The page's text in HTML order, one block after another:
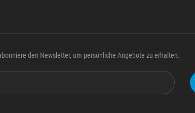
den Newsletter, um persönliche Angebote zu erhalten.